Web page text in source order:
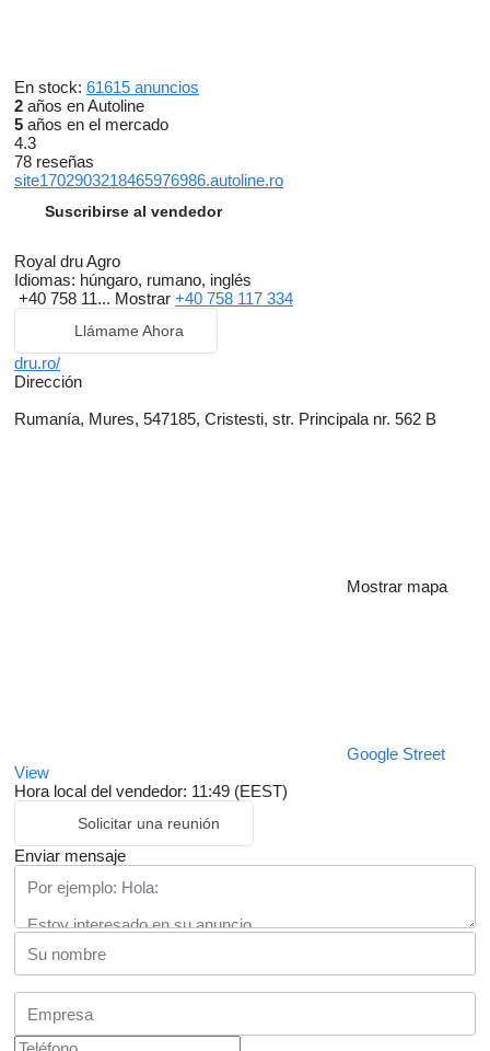
En stock: 61615 anuncios
2 años en Autoline
5 años en el mercado
4.3
78 reseñas
site1702903218465976986.autoline.ro
Suscribirse al vendedor
Royal dru Agro
Idiomas: húngaro, rumano, inglés
+40 758 11... Mostrar +40 758 117 334
Llámame Ahora
dru.ro/
Dirección
Rumanía, Mures, 547185, Cristesti, str. Principala nr. 562 B
Mostrar mapa
Google Street
View
Hora local del vendedor: 11:49 (EEST)
Solicitar una reunión
Enviar mensaje